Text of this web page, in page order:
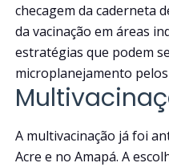
checagem da caderneta
da vacinação em áreas
estratégias que podem
microplanejamento
A multivacinação já foi
Acre e no Amapá. A